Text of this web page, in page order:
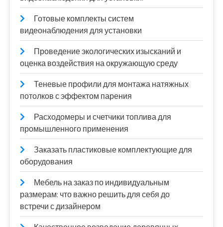
Готовые комплекты систем
видеонаблюдения для установки
Проведение экологических изысканий и
оценка воздействия на окружающую среду
Теневые профили для монтажа натяжных
потолков с эффектом парения
Расходомеры и счетчики топлива для
промышленного применения
Заказать пластиковые комплектующие для
оборудования
Мебель на заказ по индивидуальным
размерам: что важно решить для себя до
встречи с дизайнером